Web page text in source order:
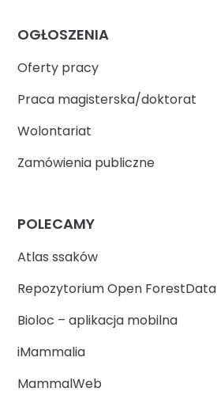
OGŁOSZENIA
Oferty pracy
Praca magisterska/doktorat
Wolontariat
Zamówienia publiczne
POLECAMY
Atlas ssaków
Repozytorium Open ForestData
Bioloc – aplikacja mobilna
iMammalia
MammalWeb